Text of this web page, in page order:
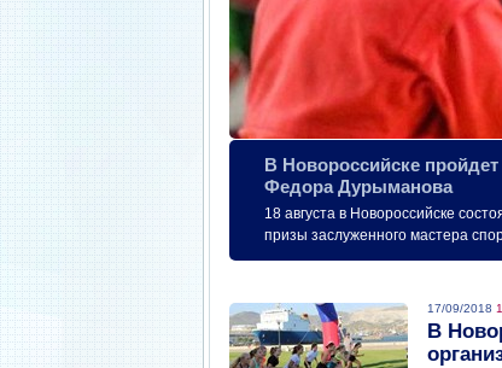
В Новороссийске
Федора Дурыманова
18 августа в Новороссийске
призы заслуженного мастера
17/09/2018
В